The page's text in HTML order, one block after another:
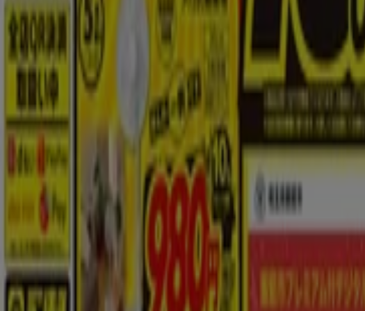
ヤマダ電機
現在の掘り出し物とオファー
8/31 日まで有効
ジョーシン
今月の得選品
8/31 日まで有効
ジョーシン
無線式防犯カメラのことならJoshinへ